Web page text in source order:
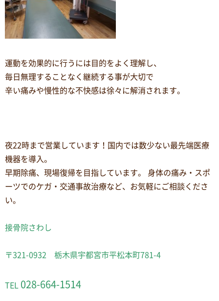
運動を効果的に行うには目的をよく理解し、
毎日無理することなく継続する事が大切で
辛い痛みや慢性的な不快感は徐々に解消されます。
夜22時まで営業しています！国内では数少ない最先端医療
機器を導入。
早期除痛、現場復帰を目指しています。 身体の痛み・スポ
ーツでのケガ・交通事故治療など、お気軽にご相談くださ
い。
接骨院さわし
〒321-0932 栃木県宇都宮市平松本町781-4
TEL 028-664-1514